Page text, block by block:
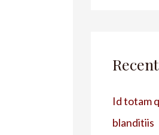
Id totam
blanditiis